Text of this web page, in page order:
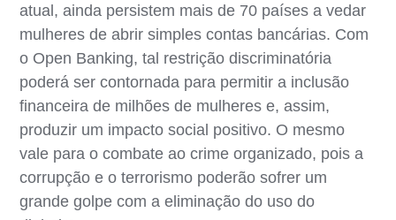
atual, ainda persistem mais de 70 países a vedar
mulheres de abrir simples contas bancárias. Com
o Open Banking, tal restrição discriminatória
poderá ser contornada para permitir a inclusão
financeira de milhões de mulheres e, assim,
produzir um impacto social positivo. O mesmo
vale para o combate ao crime organizado, pois a
corrupção e o terrorismo poderão sofrer um
grande golpe com a eliminação do uso do